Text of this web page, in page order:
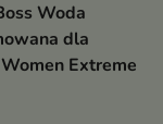
Woda
dla
Extreme